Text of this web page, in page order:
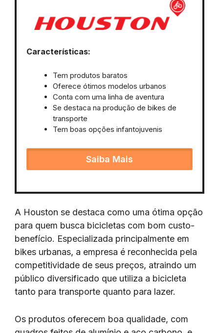
Características:
Tem produtos baratos
Oferece ótimos modelos urbanos
Conta com uma linha de aventura
Se destaca na produção de bikes de
transporte
Tem boas opções infantojuvenis
Saiba Mais
A Houston se destaca como uma ótima opção
para quem busca bicicletas com bom custo-
benefício. Especializada principalmente em
bikes urbanas, a empresa é reconhecida pela
competitividade de seus preços, atraindo um
público diversificado que utiliza a bicicleta
tanto para transporte quanto para lazer.
Os produtos oferecem boa qualidade, com